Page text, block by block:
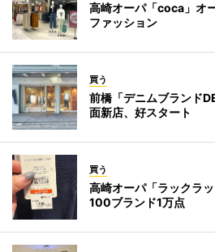
高崎オーパ「coca」オ
ファッション
買う
前橋「デニムブランド
面新店、好スタート
買う
高崎オーパ「ラックラ
100ブランド1万点